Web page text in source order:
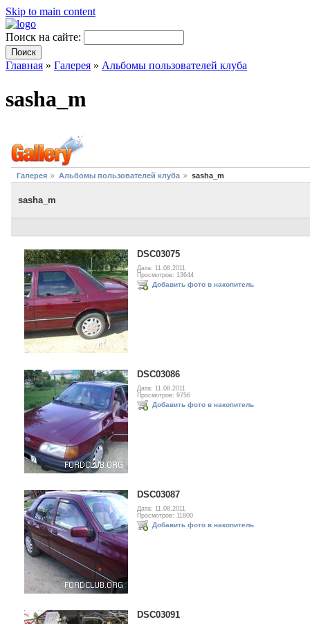
Skip to main content
Поиск на сайте:
Главная » Галерея » Альбомы пользователей клуба
sasha_m
Галерея Альбомы пользователей клуба sasha_m
sasha_m
DSC03075
Дата: 11.08.2011
Просмотров: 13644
Добавить фото в накопитель
DSC03086
Дата: 11.08.2011
Просмотров: 9756
Добавить фото в накопитель
DSC03087
Дата: 11.08.2011
Просмотров: 11800
Добавить фото в накопитель
DSC03091